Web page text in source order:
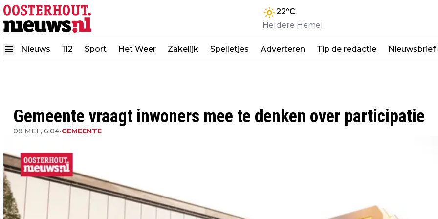
22°C
Heldere Hemel
Nieuws 112 Sport Het Weer Zakelijk Spelletjes Adverteren Tip de redactie Nieuwsbrief
Gemeente vraagt inwoners mee te denken over participatie
08 MEI , 6:04•GEMEENTE